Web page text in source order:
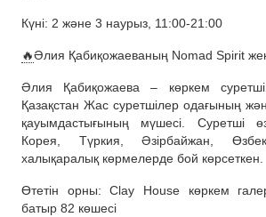
Күні: 2 және 3 наурыз, 11:00-21:00
🔥Әлия Қабиқожаеваның Nomad Spirit
Әлия Қабиқожаева – көркем
Қазақстан Жас суретшілер одағының
қауымдастығының мүшесі. Суретші
Корея, Түркия, Әзірбайжан,
халықаралық көрмелерде бой көрсеткен.
Өтетін орны: Clay House көркем
батыр 82 көшесі